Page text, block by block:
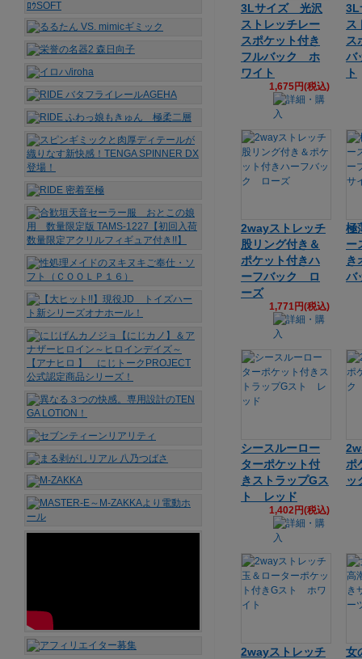
3Lサイズ 光沢
ストレッチレー
スポケット付き
フルバック ホ
ワイト
1,675円(税込)
ス
ス
バ
ト
2wayストレッチ
股リング付き＆
ポケット付きハ
ーフバック ロ
ーズ
1,771円(税込)
極
ー
き
バ
シースルーロー
ターポケット付
きストラップGス
ト レッド
1,402円(税込)
ポ
ッ
2wayストレッチ
女